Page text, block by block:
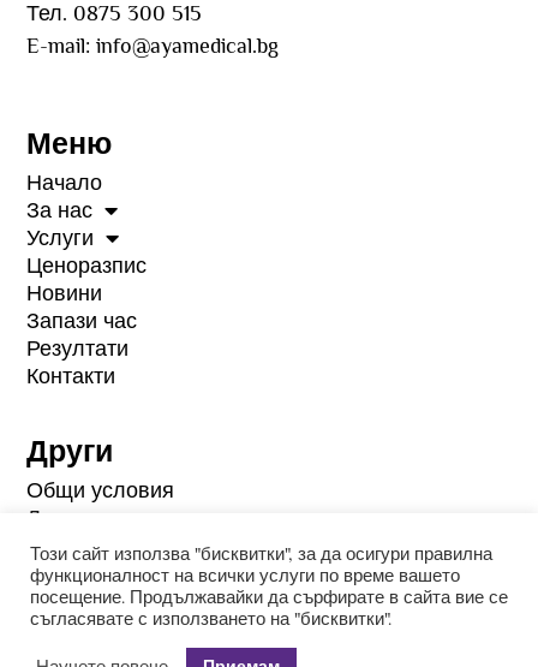
Тел. 0875 300 515
E-mail:info@ayamedical.bg
Меню
Начало
За нас
Услуги
Ценоразпис
Новини
Запази час
Резултати
Контакти
Други
Общи условия
Лични данни
Поверителност
Медицински център АЯ © 2026,
www.ayamedical.bg. Всички права
Този сайт използва "бисквитки", за да осигури правилна
функционалност на всички услуги по време вашето
посещение. Продължавайки да сърфирате в сайта вие се
съгласявате с използването на "бисквитки".